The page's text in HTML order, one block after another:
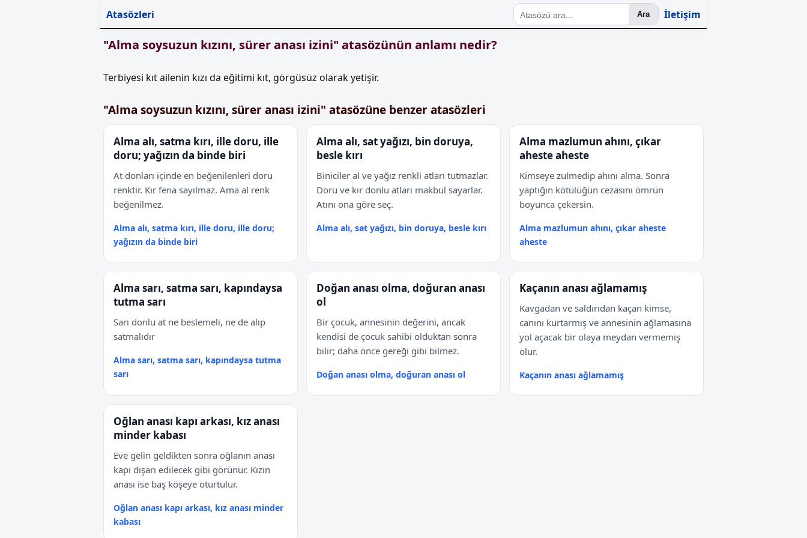
Atasözleri Ara İletişim
"Alma soysuzun kızını, sürer anası izini" atasözünün anlamı nedir?
Terbiyesi kıt ailenin kızı da eğitimi kıt, görgüsüz olarak yetişir.
"Alma soysuzun kızını, sürer anası izini" atasözüne benzer atasözleri
Alma alı, satma kırı, ille doru, ille
doru; yağızın da binde biri
At donları içinde en beğenilenleri doru
renktir. Kır fena sayılmaz. Ama al renk
beğenilmez.
Alma alı, satma kırı, ille doru, ille doru;
yağızın da binde biri
Alma alı, sat yağızı, bin doruya,
besle kırı
Biniciler al ve yağız renkli atları tutmazlar.
Doru ve kır donlu atları makbul sayarlar.
Atını ona göre seç.
Alma alı, sat yağızı, bin doruya, besle kırı
Alma mazlumun ahını, çıkar
aheste aheste
Kimseye zulmedip ahını alma. Sonra
yaptığın kötülüğün cezasını ömrün
boyunca çekersin.
Alma mazlumun ahını, çıkar aheste
aheste
Alma sarı, satma sarı, kapındaysa
tutma sarı
Sarı donlu at ne beslemeli, ne de alıp
satmalıdır
Alma sarı, satma sarı, kapındaysa tutma
sarı
Doğan anası olma, doğuran anası
ol
Bir çocuk, annesinin değerini, ancak
kendisi de çocuk sahibi olduktan sonra
bilir; daha önce gereği gibi bilmez.
Doğan anası olma, doğuran anası ol
Kaçanın anası ağlamamış
Kavgadan ve saldırıdan kaçan kimse,
canını kurtarmış ve annesinin ağlamasına
yol açacak bir olaya meydan vermemiş
olur.
Kaçanın anası ağlamamış
Oğlan anası kapı arkası, kız anası
minder kabası
Eve gelin geldikten sonra oğlanın anası
kapı dışarı edilecek gibi görünür. Kızın
anası ise baş köşeye oturtulur.
Oğlan anası kapı arkası, kız anası minder
kabası